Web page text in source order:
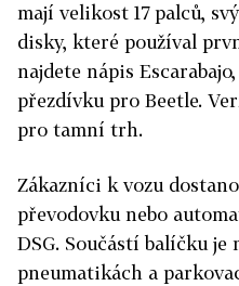
mají velikost 17 palců,
disky, které používal
najdete nápis
přezdívku pro Beetle.
pro tamní trh.
Zákazníci k vozu
převodovku nebo
DSG. Součástí balíčku
pneumatikách a